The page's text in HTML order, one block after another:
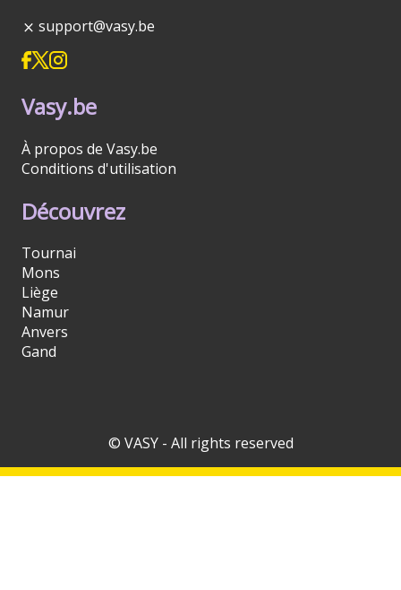
support@vasy.be
Vasy.be
À propos de Vasy.be
Conditions d'utilisation
Découvrez
Tournai
Mons
Liège
Namur
Anvers
Gand
© VASY - All rights reserved